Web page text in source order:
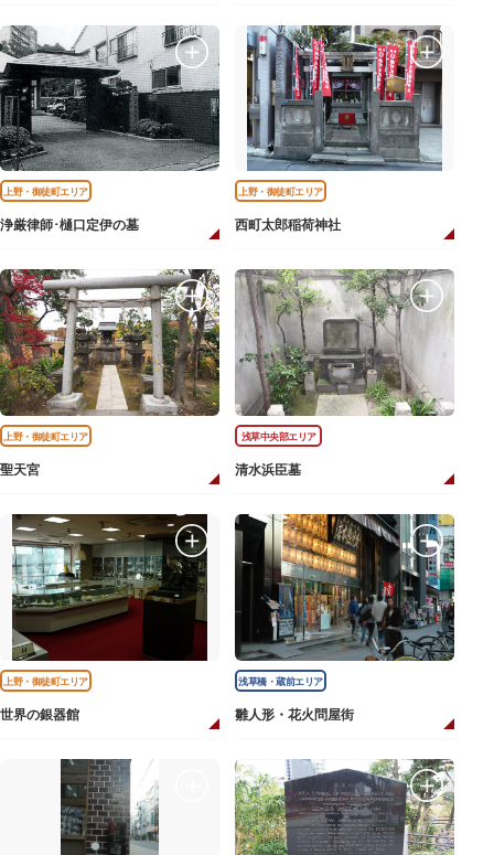
上野・御徒町エリア
浄厳律師･樋口定伊の墓
上野・御徒町エリア
西町太郎稲荷神社
上野・御徒町エリア
聖天宮
浅草中央部エリア
清水浜臣墓
上野・御徒町エリア
世界の銀器館
浅草橋・蔵前エリア
雛人形・花火問屋街